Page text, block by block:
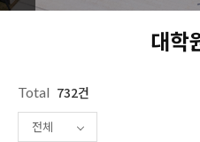
대학
Total 732건
전체